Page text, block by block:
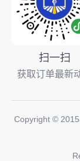
扫一扫
获取订单最新
Copyright ©